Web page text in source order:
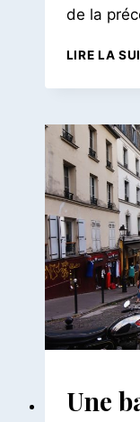
de la
LIRE LA
BALADES
Une